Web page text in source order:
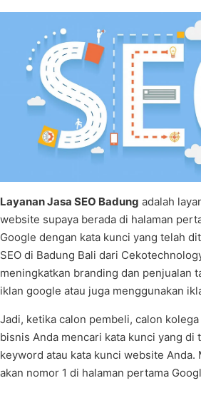
Layanan Jasa SEO Badung adalah
website supaya berada di halaman
Google dengan kata kunci yang telah
SEO di Badung Bali dari
meningkatkan branding dan penjualan
iklan google atau juga menggunakan
Jadi, ketika calon pembeli, calon
bisnis Anda mencari kata kunci yang di
keyword atau kata kunci website Anda.
akan nomor 1 di halaman pertama